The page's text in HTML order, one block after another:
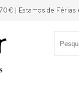
| Estamos de